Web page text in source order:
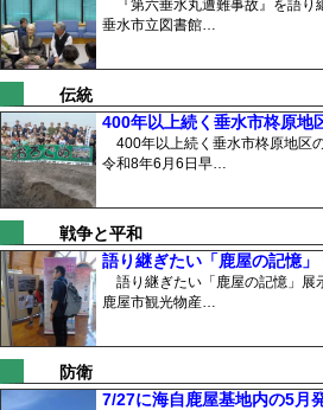
『第六垂水丸遭難事故』を語り
垂水市立図書館…
伝統
400年以上続く垂水市柊原地
400年以上続く垂水市柊原地区
令和8年6月6日早…
戦争と平和
語り継ぎたい「鹿屋の記憶
語り継ぎたい「鹿屋の記憶」展
鹿屋市観光物産…
防衛
7/27に海自鹿屋基地内の5月